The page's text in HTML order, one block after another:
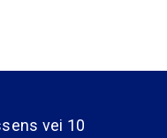
vei 10